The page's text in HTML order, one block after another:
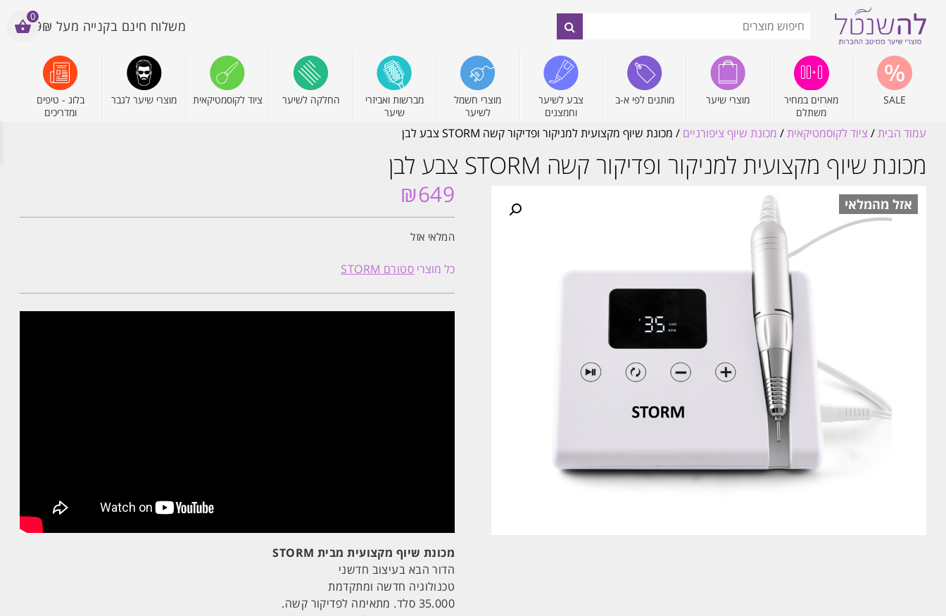
משלוח חינם בקנייה מעל 199₪
SALE
מארזים במחיר
משתלם
מוצרי שיער מותגים לפי א-ב
צבע לשיער
וחמצנים
מוצרי חשמל
לשיער
מברשות ואביזרי
שיער
החלקה לשיער ציוד לקוסמטיקאית מוצרי שיער לגבר
בלוג - טיפים
ומדריכים
עמוד הבית/ ציוד לקוסמטיקאית/ מכונת שיוף ציפורניים / מכונת שיוף מקצועית למניקור ופדיקור קשה STORM צבע לבן
מכונת שיוף מקצועית למניקור ופדיקור קשה STORM צבע לבן
₪649
המלאי אזל
כל מוצרי סטורם STORM
מכונת שיוף מקצועית מבית STORM
הדור הבא בעיצוב חדשני
טכנולוגיה חדשה ומתקדמת
35.000 סלד. מתאימה לפדיקור קשה.
0